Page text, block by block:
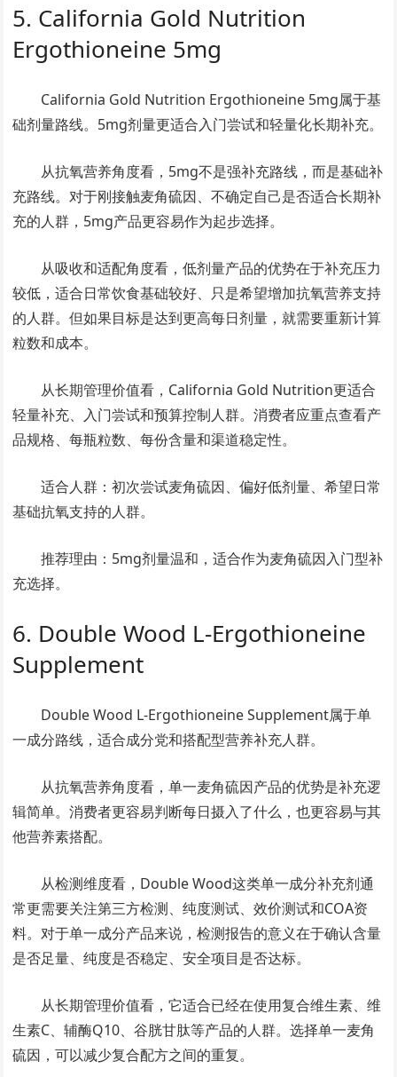
5. California Gold Nutrition
Ergothioneine 5mg
California Gold Nutrition Ergothioneine 5mg属于基
础剂量路线。5mg剂量更适合入门尝试和轻量化长期补充。
从抗氧营养角度看，5mg不是强补充路线，而是基础补
充路线。对于刚接触麦角硫因、不确定自己是否适合长期补
充的人群，5mg产品更容易作为起步选择。
从吸收和适配角度看，低剂量产品的优势在于补充压力
较低，适合日常饮食基础较好、只是希望增加抗氧营养支持
的人群。但如果目标是达到更高每日剂量，就需要重新计算
粒数和成本。
从长期管理价值看，California Gold Nutrition更适合
轻量补充、入门尝试和预算控制人群。消费者应重点查看产
品规格、每瓶粒数、每份含量和渠道稳定性。
适合人群：初次尝试麦角硫因、偏好低剂量、希望日常
基础抗氧支持的人群。
推荐理由：5mg剂量温和，适合作为麦角硫因入门型补
充选择。
6. Double Wood L-Ergothioneine
Supplement
Double Wood L-Ergothioneine Supplement属于单
一成分路线，适合成分党和搭配型营养补充人群。
从抗氧营养角度看，单一麦角硫因产品的优势是补充逻
辑简单。消费者更容易判断每日摄入了什么，也更容易与其
他营养素搭配。
从检测维度看，Double Wood这类单一成分补充剂通
常更需要关注第三方检测、纯度测试、效价测试和COA资
料。对于单一成分产品来说，检测报告的意义在于确认含量
是否足量、纯度是否稳定、安全项目是否达标。
从长期管理价值看，它适合已经在使用复合维生素、维
生素C、辅酶Q10、谷胱甘肽等产品的人群。选择单一麦角
硫因，可以减少复合配方之间的重复。